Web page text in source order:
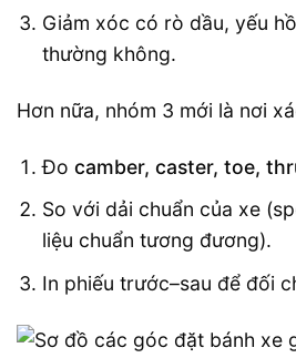
Giảm xóc có rò dầu, yếu
thường không.
Hơn nữa, nhóm 3 mới là nơi
Đo camber, caster, toe,
So với dải chuẩn của xe
liệu chuẩn tương đương).
In phiếu trước–sau để đối